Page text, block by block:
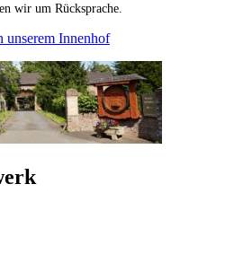
wir um Rücksprache.
unserem Innenhof